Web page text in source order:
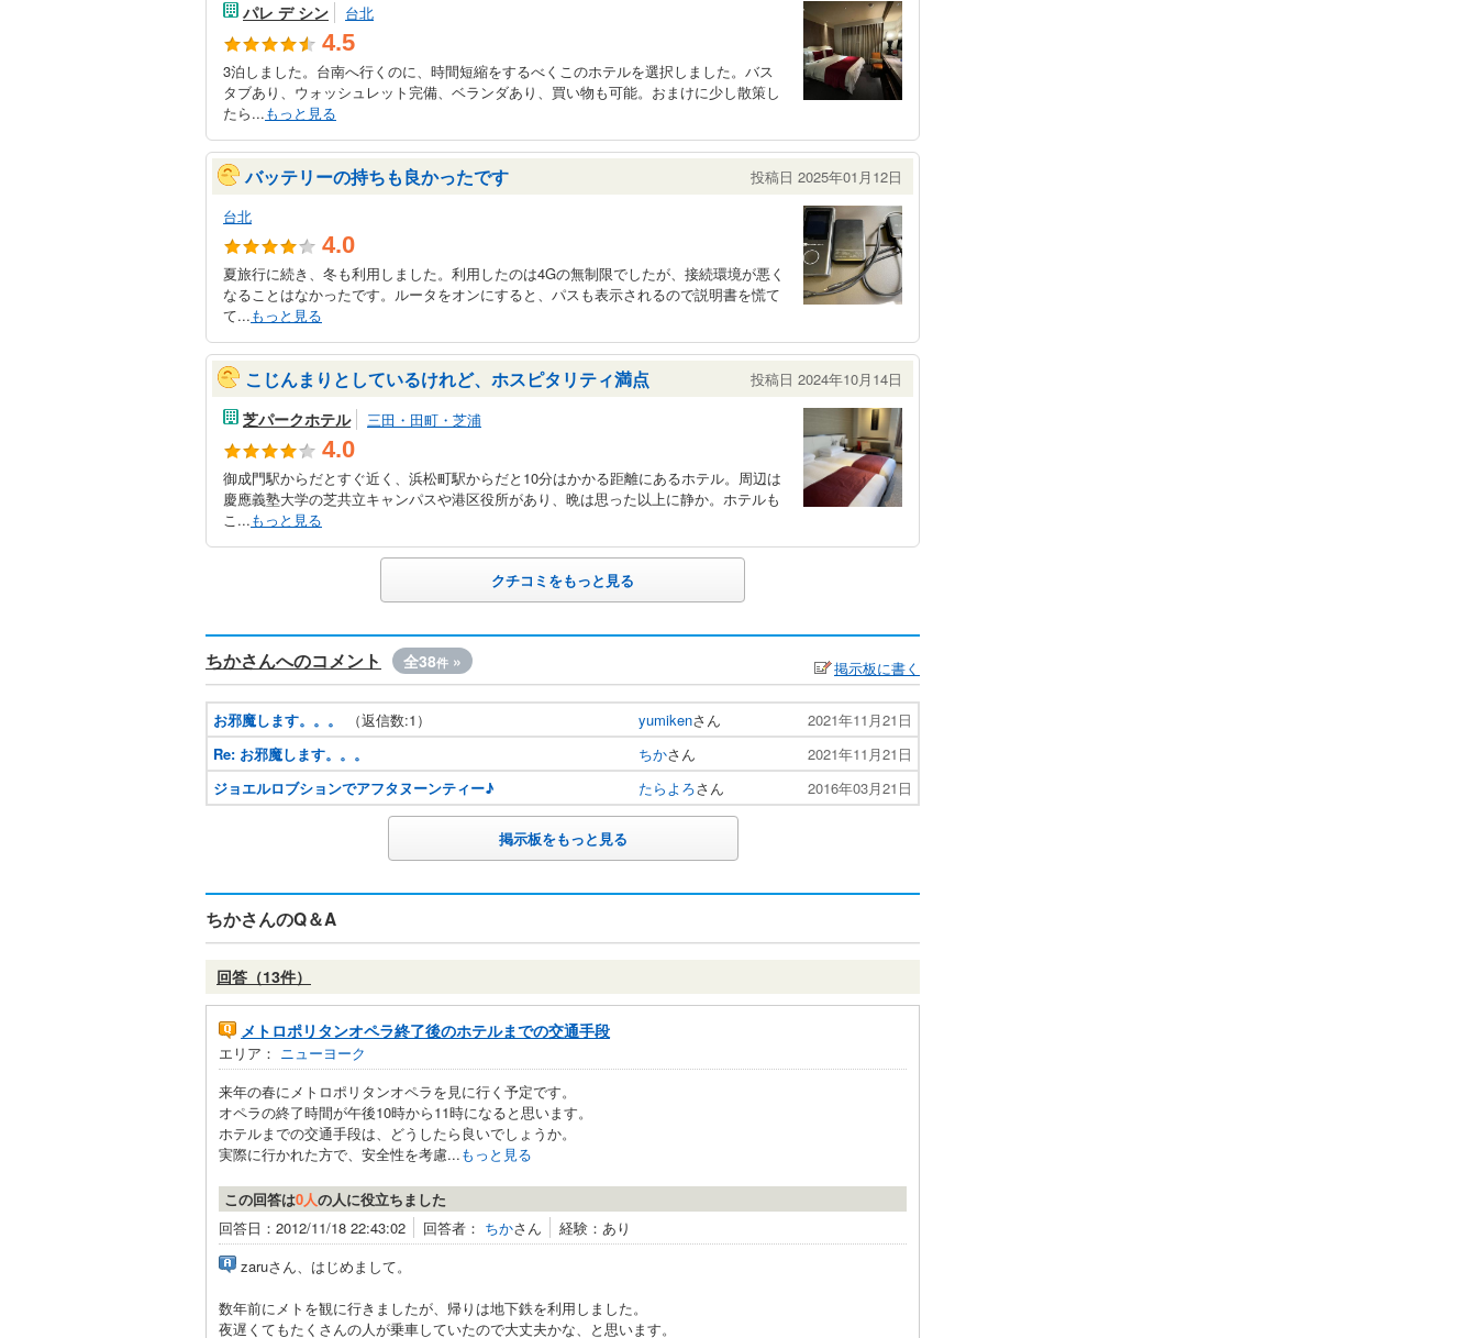
パレ デ シン 台北
4.5
3泊しました。台南へ行くのに、時間短縮をするべくこのホテルを選択しました。バス
タブあり、ウォッシュレット完備、ベランダあり、買い物も可能。おまけに少し散策し
たら...もっと見る
バッテリーの持ちも良かったです
投稿日 2025年01月12日
台北
4.0
夏旅行に続き、冬も利用しました。利用したのは4Gの無制限でしたが、接続環境が悪く
なることはなかったです。ルータをオンにすると、パスも表示されるので説明書を慌て
て...もっと見る
こじんまりとしているけれど、ホスピタリティ満点 投稿日 2024年10月14日
芝パークホテル 三田・田町・芝浦
4.0
御成門駅からだとすぐ近く、浜松町駅からだと10分はかかる距離にあるホテル。周辺は
慶應義塾大学の芝共立キャンパスや港区役所があり、晩は思った以上に静か。ホテルも
こ...もっと見る
クチコミをもっと見る
ちかさんへのコメント 全38件 » 掲示板に書く
お邪魔します。。。 （返信数:1） yumikenさん
2021年11月21日
Re: お邪魔します。。。
ちかさん
2021年11月21日
ジョエルロブションでアフタヌーンティー♪
たらよろさん 2016年03月21日
掲示板をもっと見る
ちかさんのQ＆A
回答（13件）
メトロポリタンオペラ終了後のホテルまでの交通手段
エリア： ニューヨーク
来年の春にメトロポリタンオペラを見に行く予定です。
オペラの終了時間が午後10時から11時になると思います。
ホテルまでの交通手段は、どうしたら良いでしょうか。
実際に行かれた方で、安全性を考慮...もっと見る
この回答は0人の人に役立ちました
回答日：2012/11/18 22:43:02
回答者： ちかさん
経験：あり
zaruさん、はじめまして。
数年前にメトを観に行きましたが、帰りは地下鉄を利用しました。
夜遅くてもたくさんの人が乗車していたので大丈夫かな、と思います。